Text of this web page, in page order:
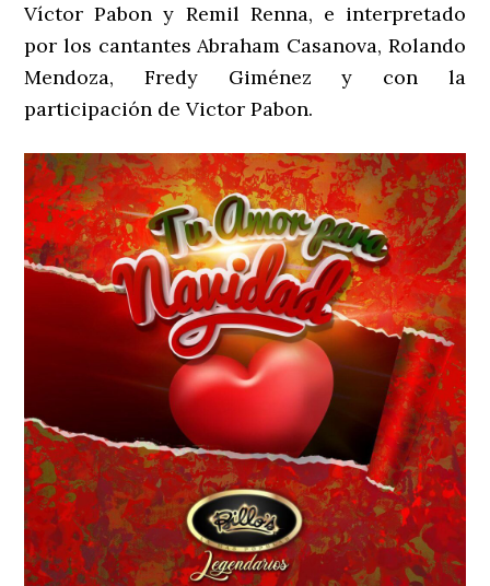
Víctor Pabon y Remil Renna, e interpretado
por los cantantes Abraham Casanova, Rolando
Mendoza, Fredy Giménez y con la
participación de Victor Pabon.